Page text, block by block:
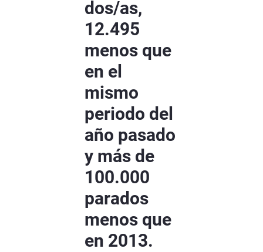
dos/as,
12.495
menos que
en el
mismo
periodo del
año pasado
y más de
100.000
parados
menos que
en 2013.